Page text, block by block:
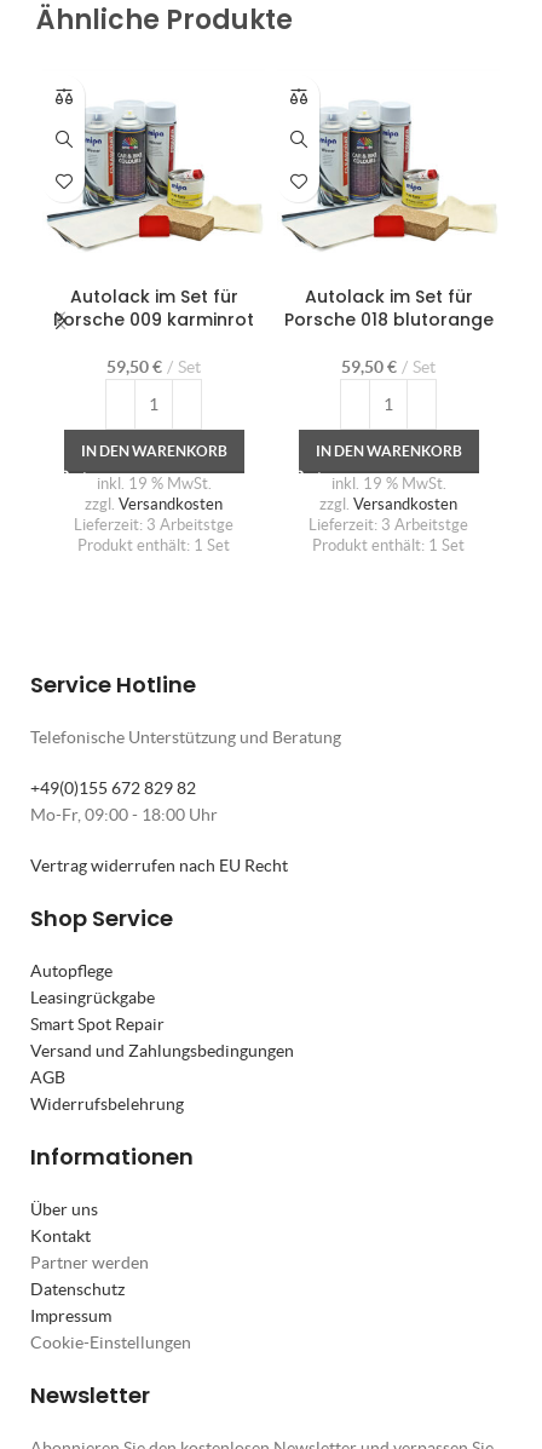
Ähnliche Produkte
Autolack im Set für
Porsche 009 karminrot
59,50€ Set
IN DEN WARENKORB
inkl. 19 % MwSt.
zzgl. Versandkosten
Lieferzeit: 3 Arbeitstge
Produkt enthält: 1 Set
Autolack im Set für
Porsche 018 blutorange
59,50€ Set
IN DEN WARENKORB
inkl. 19 % MwSt.
zzgl. Versandkosten
Lieferzeit: 3 Arbeitstge
Produkt enthält: 1 Set
Service Hotline
Telefonische Unterstützung und Beratung
+49(0)155 672 829 82
Mo-Fr, 09:00 - 18:00 Uhr
Vertrag widerrufen nach EU Recht
Shop Service
Autopflege
Leasingrückgabe
Smart Spot Repair
Versand und Zahlungsbedingungen
AGB
Widerrufsbelehrung
Informationen
Über uns
Kontakt
Partner werden
Datenschutz
Impressum
Cookie-Einstellungen
Newsletter